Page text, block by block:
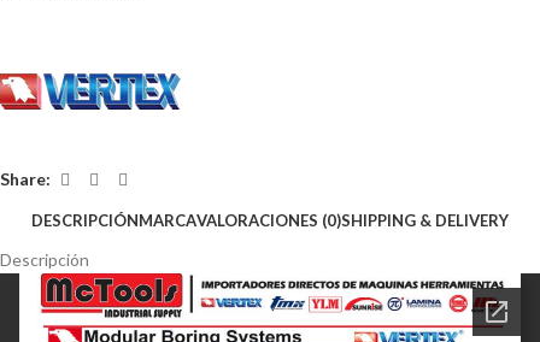
Share:
DESCRIPCIÓNMARCAVALORACIONES (0)SHIPPING & DELIVERY
Descripción